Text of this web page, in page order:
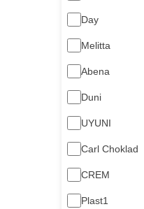
Day
Melitta
Abena
Duni
UYUNI
Carl Choklad
CREM
Plast1